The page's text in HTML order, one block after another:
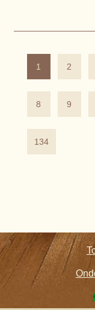
1 2
8 9
134